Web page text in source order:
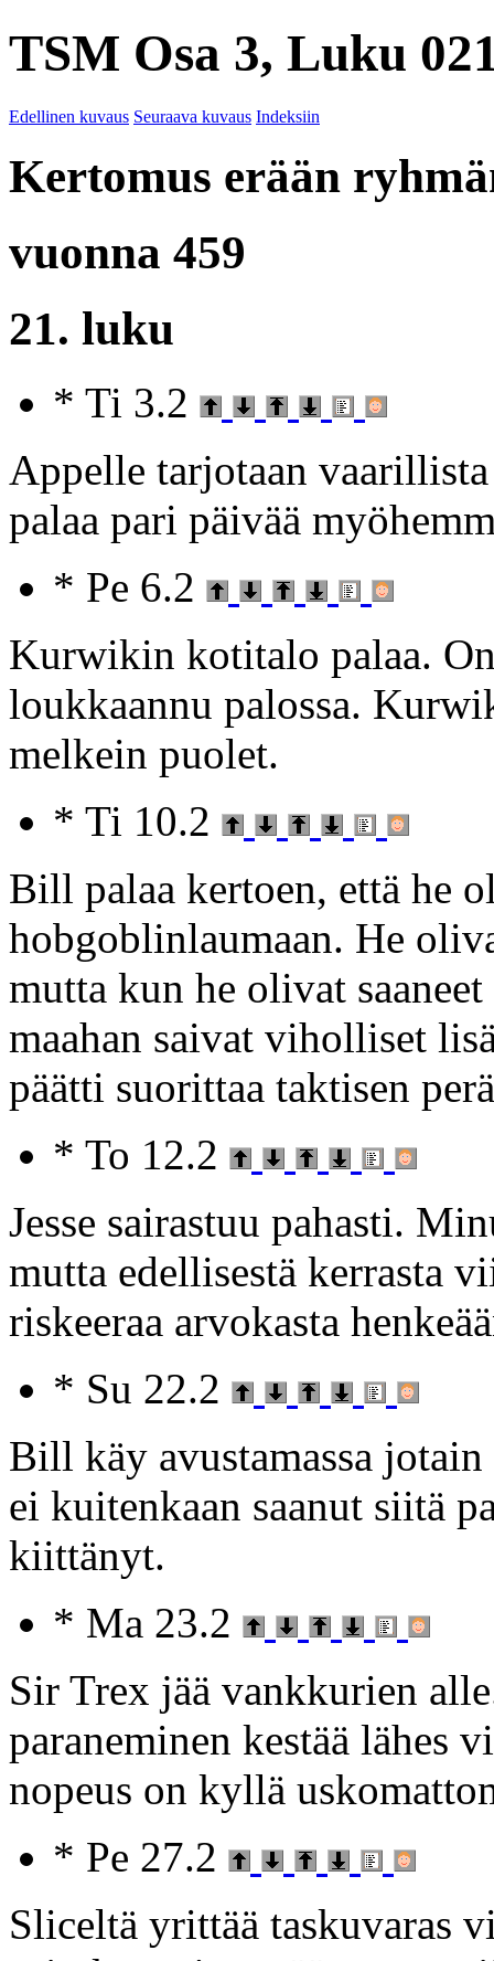
TSM Osa 3, Luku
Edellinen kuvaus Seuraava kuvaus Indeksiin
Kertomus erään
vuonna 459
21. luku
* Ti 3.2
Appelle tarjotaan
palaa pari päivää
* Pe 6.2
Kurwikin kotitalo palaa.
loukkaannu palossa.
melkein puolet.
* Ti 10.2
Bill palaa kertoen, että he
hobgoblinlaumaan. He
mutta kun he olivat
maahan saivat viholliset
päätti suorittaa taktisen
* To 12.2
Jesse sairastuu pahasti.
mutta edellisestä kerrasta
riskeeraa arvokasta
* Su 22.2
Bill käy avustamassa
ei kuitenkaan saanut siitä
kiittänyt.
* Ma 23.2
Sir Trex jää vankkurien
paraneminen kestää lähes
nopeus on kyllä
* Pe 27.2
Sliceltä yrittää taskuvaras